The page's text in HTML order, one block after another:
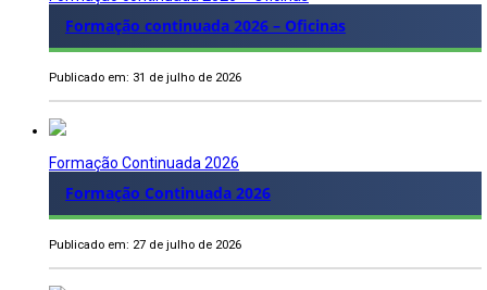
Formação continuada 2026 – Oficinas
Publicado em: 31 de julho de 2026
Formação Continuada 2026
Formação Continuada 2026
Publicado em: 27 de julho de 2026